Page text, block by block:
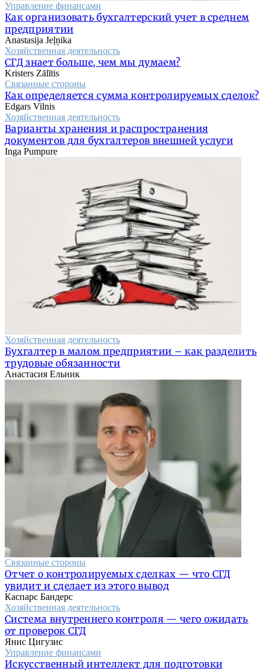
Управление финансами
Как организовать бухгалтерский учет в среднем
предприятии
Anastasija Jeļņika
Хозяйственная деятельность
СГД знает больше, чем мы думаем?
Kristers Zālītis
Связанные стороны
Как определяется сумма контролируемых сделок?
Edgars Vilnis
Хозяйственная деятельность
Варианты хранения и распространения
документов для бухгалтеров внешней услуги
Inga Pumpure
Хозяйственная деятельность
Бухгалтер в малом предприятии – как разделить
трудовые обязанности
Анастасия Ельник
Связанные стороны
Отчет о контролируемых сделках — что СГД
увидит и сделает из этого вывод
Каспарс Бандерс
Хозяйственная деятельность
Система внутреннего контроля — чего ожидать
от проверок СГД
Янис Цигузис
Управление финансами
Искусственный интеллект для подготовки